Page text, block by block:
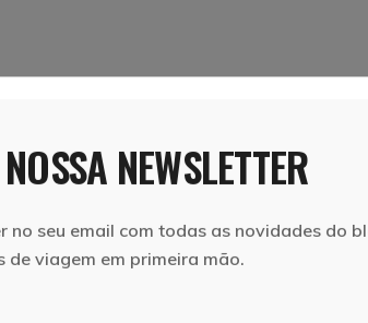
DO SALTO DO PREGO – ILHA
MIGUEL, AÇORES
do Salto do Prego
NEWSLETTER
no seu email com todas as novidades do
de viagem em primeira mão.